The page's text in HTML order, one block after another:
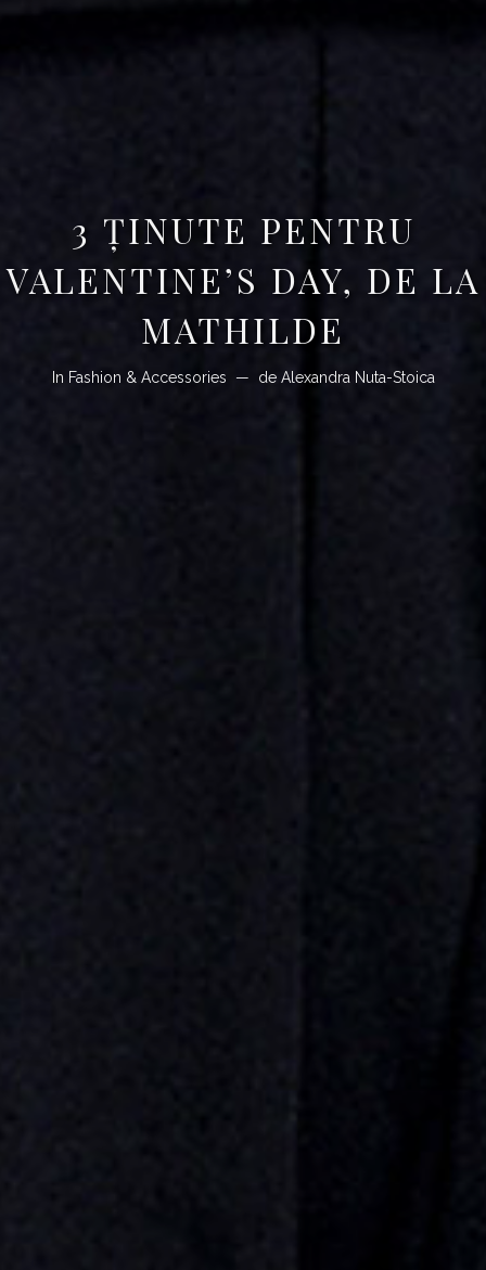
3 ȚINUTE PENTRU
VALENTINE’S DAY, DE LA
MATHILDE
In Fashion & Accessories de Alexandra Nuta-Stoica